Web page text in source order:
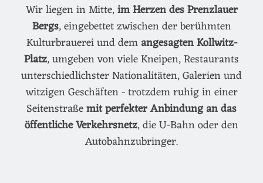
Wir liegen in Mitte,im Herzen des Prenzlauer
Bergs, eingebettet zwischen der berühmten
Kulturbrauerei und demangesagten Kollwitz-
Platz, umgeben von viele Kneipen, Restaurants
unterschiedlichster Nationalitäten, Galerien und
witzigen Geschäften - trotzdem ruhig in einer
Seitenstraßemit perfekter Anbindung an das
öffentliche Verkehrsnetz, die U-Bahn oder den
Autobahnzubringer.